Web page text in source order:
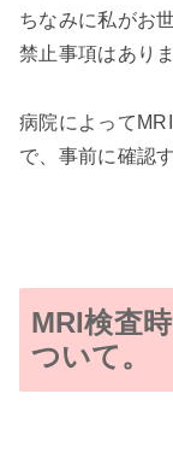
ちなみに私がお
禁止事項はあり
病院によって MRI
で、事前に確認
MRI検査
ついて。